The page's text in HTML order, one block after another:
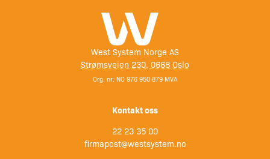
West System Norge AS
Strømsveien 230, 0668 Oslo
Org. nr: NO 976 950 879 MVA
Kontakt oss
22 23 35 00
firmapost@westsystem.no